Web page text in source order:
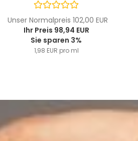
Unser Normalpreis 102,00 EUR
Ihr Preis 98,94 EUR
Sie sparen 3%
1,98 EUR pro ml